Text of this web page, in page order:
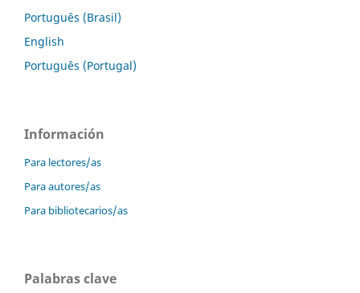
Português (Brasil)
English
Português (Portugal)
Información
Para lectores/as
Para autores/as
Para bibliotecarios/as
Palabras clave